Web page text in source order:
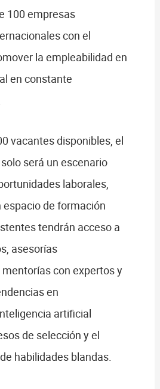
100 empresas
con el
la empleabilidad en
en constante
vacantes disponibles, el
será un escenario
laborales,
de formación
tendrán acceso a
asesorías
con expertos y
en
artificial
de selección y el
habilidades blandas.